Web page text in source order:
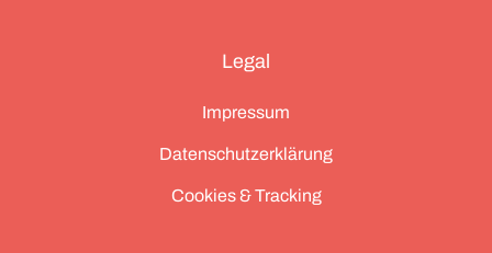
Legal
Impressum
Datenschutzerklärung
Cookies & Tracking